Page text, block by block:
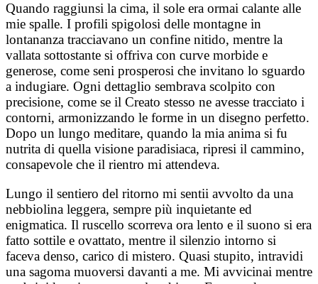
Quando raggiunsi la cima, il sole era ormai calante alle
mie spalle. I profili spigolosi delle montagne in
lontananza tracciavano un confine nitido, mentre la
vallata sottostante si offriva con curve morbide e
generose, come seni prosperosi che invitano lo sguardo
a indugiare. Ogni dettaglio sembrava scolpito con
precisione, come se il Creato stesso ne avesse tracciato i
contorni, armonizzando le forme in un disegno perfetto.
Dopo un lungo meditare, quando la mia anima si fu
nutrita di quella visione paradisiaca, ripresi il cammino,
consapevole che il rientro mi attendeva.
Lungo il sentiero del ritorno mi sentii avvolto da una
nebbiolina leggera, sempre più inquietante ed
enigmatica. Il ruscello scorreva ora lento e il suono si era
fatto sottile e ovattato, mentre il silenzio intorno si
faceva denso, carico di mistero. Quasi stupito, intravidi
una sagoma muoversi davanti a me. Mi avvicinai mentre